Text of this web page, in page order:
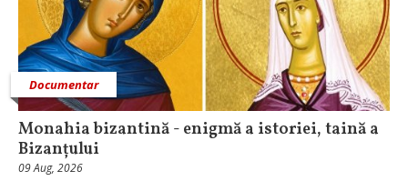
Documentar
Monahia bizantină - enigmă a istoriei, taină a
Bizanțului
09 Aug, 2026